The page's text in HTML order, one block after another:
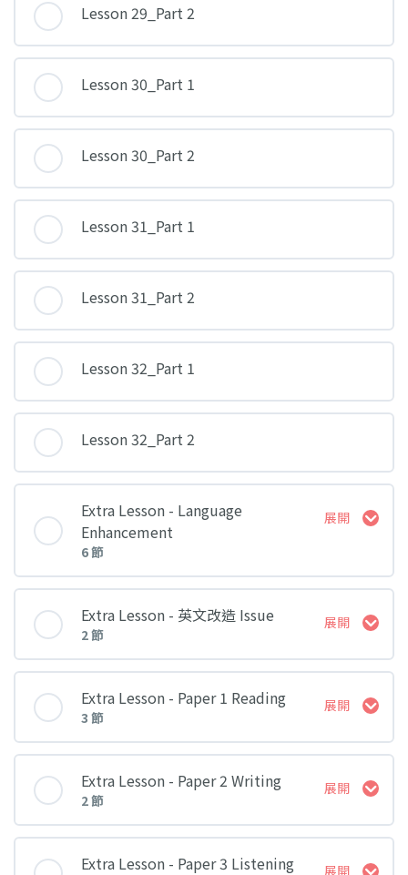
Lesson 29_Part 2
Lesson 30_Part 1
Lesson 30_Part 2
Lesson 31_Part 1
Lesson 31_Part 2
Lesson 32_Part 1
Lesson 32_Part 2
Extra Lesson - Language
Enhancement
6 節
展開
課堂 內容
Language Enhancement Part 4
Language Enhancement Part 5
Language Enhancement Part 6
Language Enhancement Part 7
Extra Lesson - 英文改造 Issue
2 節
展開
課堂 內容
英文改造 Issue 1
英文改造 Issue 2
Extra Lesson - Paper 1 Reading
3 節
展開
課堂 內容
Paper 1 Reading Part 1
Extra Lesson - Paper 2 Writing
2 節
展開
課堂 內容
Extra Lesson - Paper 3 Listening 展開